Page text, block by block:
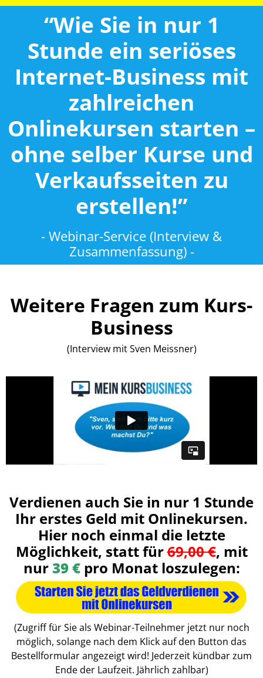
“Wie Sie in nur 1
Stunde ein seriöses
Internet-Business mit
zahlreichen
Onlinekursen starten –
ohne selber Kurse und
Verkaufsseiten zu
erstellen!”
- Webinar-Service (Interview &
Zusammenfassung) -
Weitere Fragen zum Kurs-
Business
(Interview mit Sven Meissner)
Verdienen auch Sie in nur 1 Stunde
Ihr erstes Geld mit Onlinekursen.
Hier noch einmal die letzte
Möglichkeit, statt für69,00 €, mit
nur39 €pro Monat loszulegen:
(Zugriff für Sie als Webinar-Teilnehmer jetzt nur noch
möglich, solange nach dem Klick auf den Button das
Bestellformular angezeigt wird! Jederzeit kündbar zum
Ende der Laufzeit. Jährlich zahlbar)